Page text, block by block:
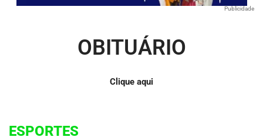
Publicidade
OBITUÁRIO
Clique aqui
ESPORTES